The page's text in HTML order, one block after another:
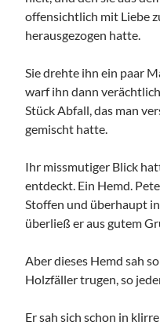
offensichtlich mit Liebe
herausgezogen hatte.
Sie drehte ihn ein paar
warf ihn dann
Stück Abfall, das man
gemischt hatte.
Ihr missmutiger Blick
entdeckt. Ein Hemd.
Stoffen und überhaupt
überließ er aus gutem
Aber dieses Hemd sah
Holzfäller trugen, so
Er sah sich schon in